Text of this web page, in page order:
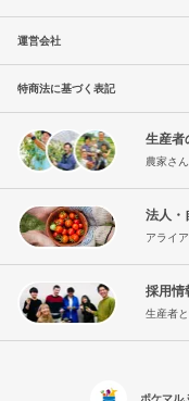
運営会社
特商法に基づく表記
生産者
農家さ
法人・
アライ
採用情
生産者
ポケマル